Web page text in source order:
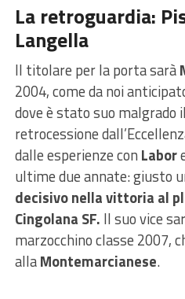
La retroguardia:
Langella
Il titolare per la porta sarà
2004, come da noi
dove è stato suo malgrado
retrocessione
dalle esperienze con Labor
ultime due annate: giusto
decisivo nella vittoria al
Cingolana SF. Il suo vice
marzocchino classe 2007,
allaMontemarcianese.